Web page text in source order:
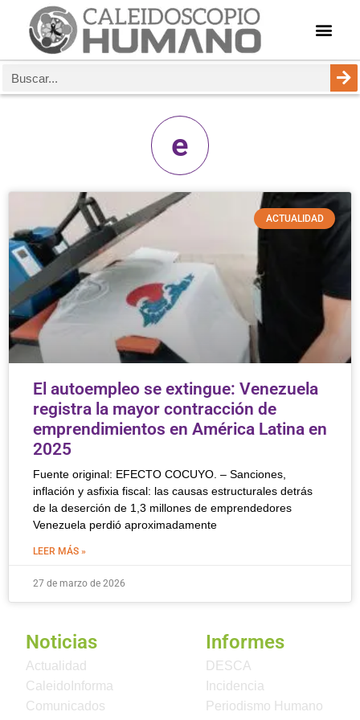
e
ACTUALIDAD
El autoempleo se extingue: Venezuela
registra la mayor contracción de
emprendimientos en América Latina en
2025
Fuente original: EFECTO COCUYO. – Sanciones,
inflación y asfixia fiscal: las causas estructurales detrás
de la deserción de 1,3 millones de emprendedores
Venezuela perdió aproximadamente
LEER MÁS »
27 de marzo de 2026
Noticias
Actualidad
CaleidoInforma
Comunicados
Informes
DESCA
Incidencia
Periodismo Humano